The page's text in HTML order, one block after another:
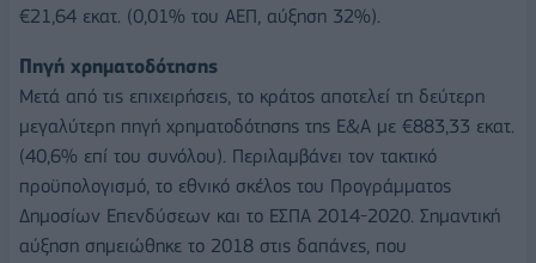
€21,64 εκατ. (0,01% του ΑΕΠ, αύξηση 32%).
Πηγή χρηματοδότησης
Μετά από τις επιχειρήσεις, το κράτος αποτελεί τη δεύτερη
μεγαλύτερη πηγή χρηματοδότησης της Ε&Α με €883,33 εκατ.
(40,6% επί του συνόλου). Περιλαμβάνει τον τακτικό
προϋπολογισμό, το εθνικό σκέλος του Προγράμματος
Δημοσίων Επενδύσεων και το ΕΣΠΑ 2014-2020. Σημαντική
αύξηση σημειώθηκε το 2018 στις δαπάνες, που